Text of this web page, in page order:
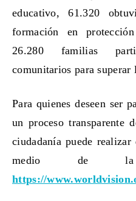
educativo, 61.320
formación en
26.280 familias
comunitarios para superar
Para quienes deseen ser
un proceso transparente
ciudadanía puede
medio de la
https://